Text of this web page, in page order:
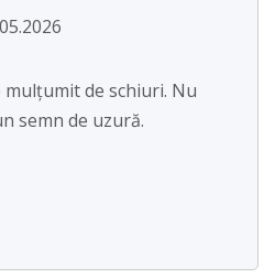
de schiuri. Nu
semn de uzură.